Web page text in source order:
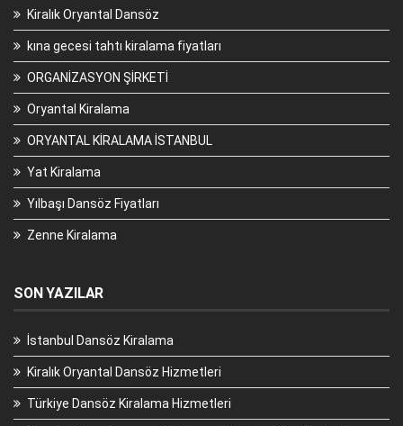
Kiralık Oryantal Dansöz
kına gecesi tahtı kiralama fiyatları
ORGANİZASYON ŞİRKETİ
Oryantal Kiralama
ORYANTAL KİRALAMA İSTANBUL
Yat Kiralama
Yılbaşı Dansöz Fiyatları
Zenne Kiralama
SON YAZILAR
İstanbul Dansöz Kiralama
Kiralık Oryantal Dansöz Hizmetleri
Türkiye Dansöz Kiralama Hizmetleri